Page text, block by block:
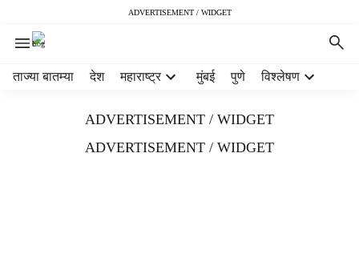
ADVERTISEMENT / WIDGET
ताज्या बातम्या देश महाराष्ट्र मुंबई पुणे विश्लेषण
ADVERTISEMENT / WIDGET
ADVERTISEMENT / WIDGET